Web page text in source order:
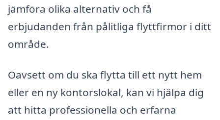
jämföra olika alternativ och få
erbjudanden från pålitliga flyttfirmor i ditt
område.
Oavsett om du ska flytta till ett nytt hem
eller en ny kontorslokal, kan vi hjälpa dig
att hitta professionella och erfarna